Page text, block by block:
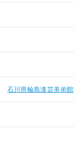
石川県輪島漆芸美術館